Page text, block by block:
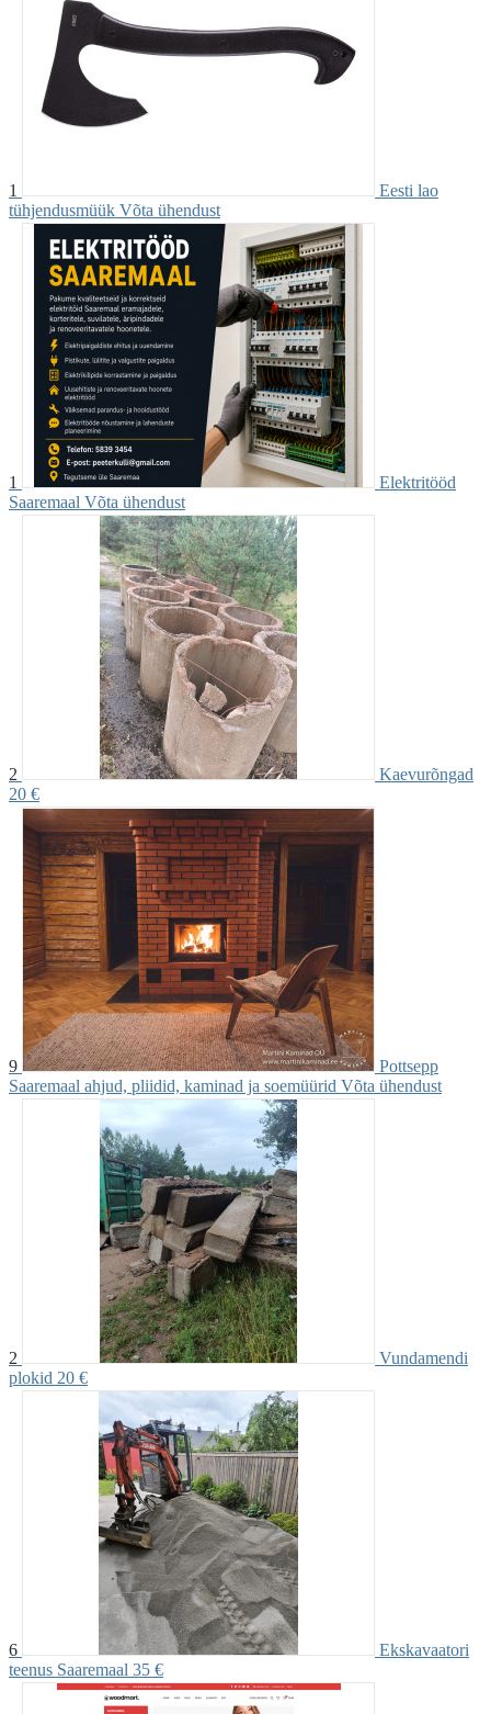
1
Eesti lao
tühjendusmüük Võta ühendust
1
Elektritööd
Saaremaal Võta ühendust
2
Kaevurõngad
20 €
9
Pottsepp
Saaremaal ahjud, pliidid, kaminad ja soemüürid Võta ühendust
2
Vundamendi
plokid 20 €
6
Ekskavaatori
teenus Saaremaal 35 €